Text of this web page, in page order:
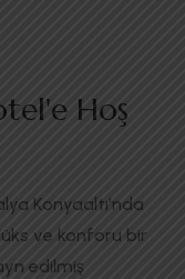
Hoş
Konyaaltı'nda
ve konforu bir
edilmiş